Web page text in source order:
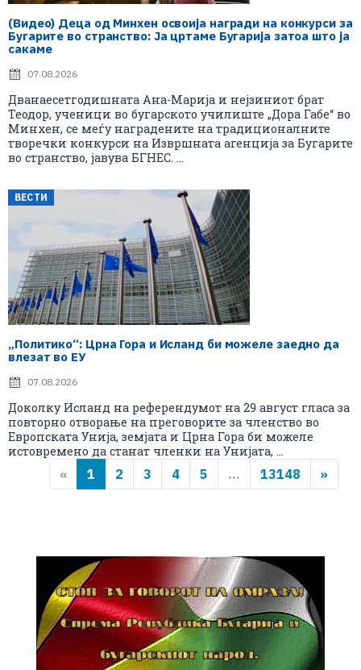
(Видео) Деца од Минхен освоија награди на конкурси за
Бугарите во странство: Ја цртаме Бугарија затоа што ја
сакаме
07.08.2026
Дванаесетгодишната Ана-Марија и нејзиниот брат
Теодор, ученици во бугарското училиште „Дора Габе“ во
Минхен, се меѓу наградените на традиционалните
творечки конкурси на Извршната агенција за Бугарите
во странство, јавува БГНЕС. ...
ВЕСТИ
„Политико“: Црна Гора и Исланд би можеле заедно да
влезат во ЕУ
07.08.2026
Доколку Исланд на референдумот на 29 август гласа за
повторно отворање на преговорите за членство во
Европската Унија, земјата и Црна Гора би можеле
истовремено да станат членки на Унијата, ...
« 1 2 3 4 5 ... 13148 »